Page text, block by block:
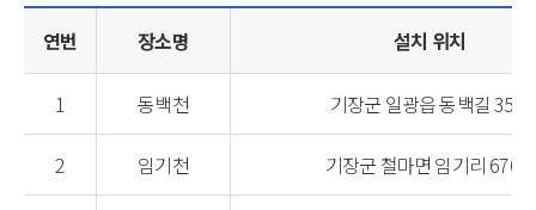
연번 장소명 설치 위치
1 동백천 기장군 일광읍 동백길 35-7
2 임기천 기장군 철마면 임기리 670-4